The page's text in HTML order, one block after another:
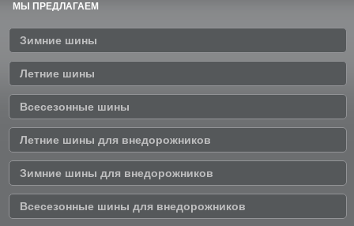
МЫ ПРЕДЛАГАЕМ
Зимние шины
Летние шины
Всесезонные шины
Летние шины для внедорожников
Зимние шины для внедорожников
Всесезонные шины для внедорожников